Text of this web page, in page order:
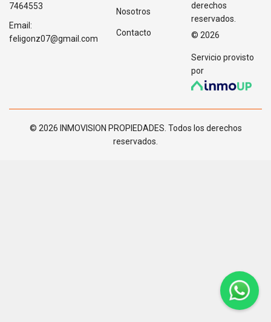
7464553
Email:
feligonz07@gmail.com
Nosotros
Contacto
derechos
reservados.
© 2026
Servicio provisto
por
© 2026 INMOVISION PROPIEDADES. Todos los derechos
reservados.